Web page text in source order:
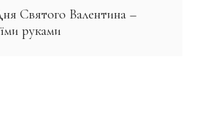
Святого Валентина –
руками